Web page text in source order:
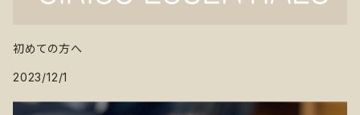
初めての方へ
2023/12/1